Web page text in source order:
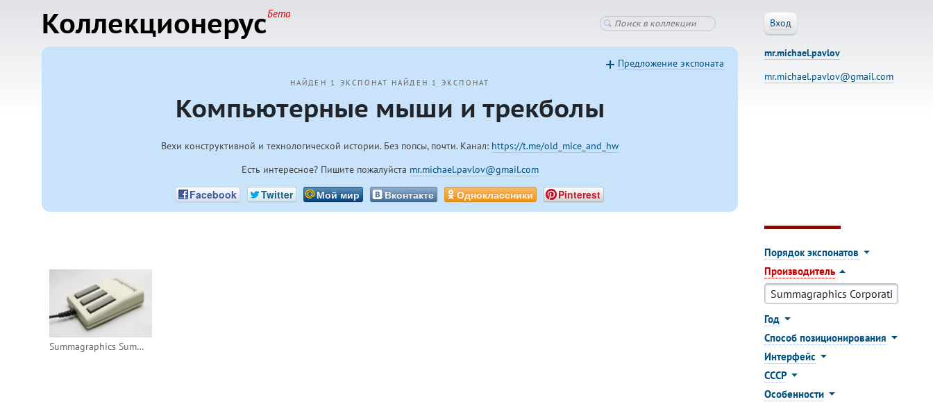
КоллекционерусБета
Вход
НАЙДЕН 1 ЭКСПОНАТ НАЙДЕН 1 ЭКСПОНАТ
Компьютерные мыши и трекболы
Вехи конструктивной и технологической истории. Без попсы, почти. Канал: https://t.me/old_mice_and_hw
Есть интересное? Пишите пожалуйста mr.michael.pavlov@gmail.com
Facebook Twitter Мой мир Вконтакте Одноклассники Pinterest
Предложение экспоната
mr.michael.pavlov
mr.michael.pavlov@gmail.com
Summagraphics SummaMouse
Порядок экспонатов
Производитель
Год
Способ позиционирования
Интерфейс
СССР
Особенности